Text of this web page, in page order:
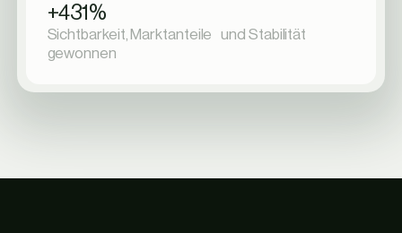
+431%
Sichtbarkeit, Marktanteile und Stabilität
gewonnen